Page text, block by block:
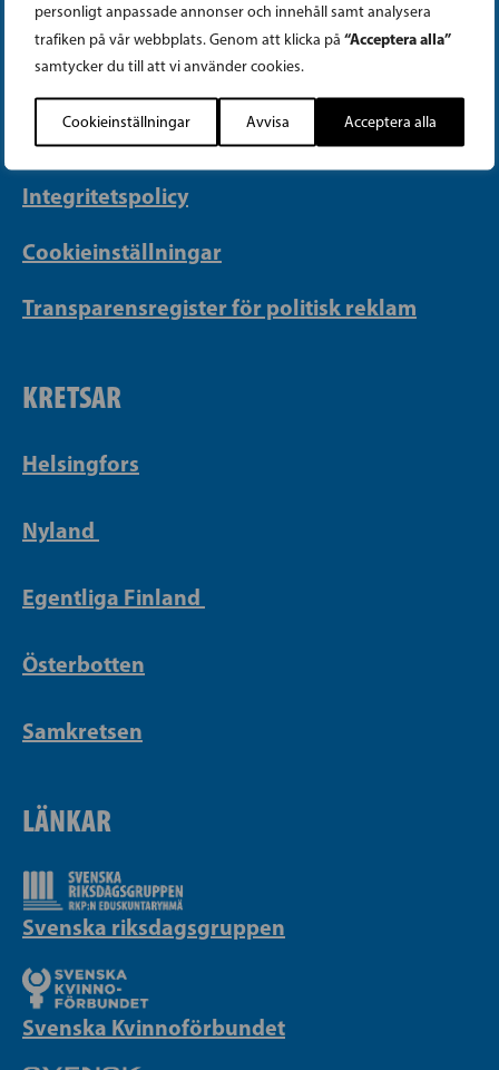
personligt anpassade annonser och innehåll samt analysera
trafiken på vår webbplats. Genom att klicka på “Acceptera alla”
samtycker du till att vi använder cookies.
Cookieinställningar Avvisa Acceptera alla
PB 430, 00101 Helsingfors
Georgsgatan 27, 00100 Helsingfors
info@sfp.fi
Faktureringsuppgifter
Integritetspolicy
Cookieinställningar
Transparensregister för politisk reklam
KRETSAR
Helsingfors
Nyland
Egentliga Finland
Österbotten
Samkretsen
LÄNKAR
Svenska riksdagsgruppen
Svenska Kvinnoförbundet